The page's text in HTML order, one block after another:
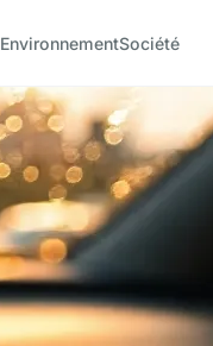
EnvironnementSociété